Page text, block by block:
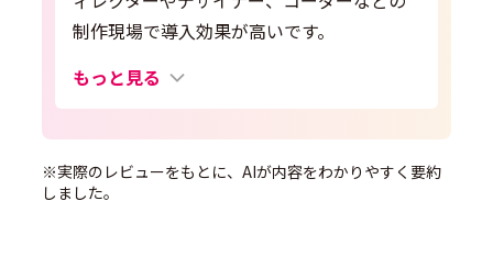
制作現場で導入効果が高いです。
もっと見る
※実際のレビューをもとに、AIが内容をわかりやすく要約
しました。